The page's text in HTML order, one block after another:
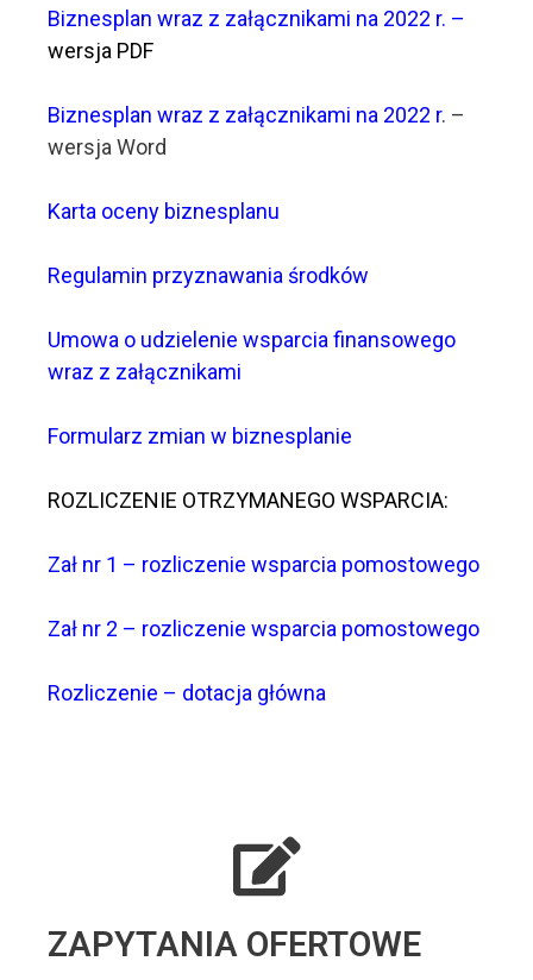
Biznesplan wraz z załącznikami na 2022 r. –
wersja PDF
Biznesplan wraz z załącznikami na 2022 r. –
wersja Word
Karta oceny biznesplanu
Regulamin przyznawania środków
Umowa o udzielenie wsparcia finansowego
wraz z załącznikami
Formularz zmian w biznesplanie
ROZLICZENIE OTRZYMANEGO WSPARCIA:
Zał nr 1 – rozliczenie wsparcia pomostowego
Zał nr 2 – rozliczenie wsparcia pomostowego
Rozliczenie – dotacja główna
ZAPYTANIA OFERTOWE